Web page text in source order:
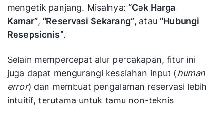
mengetik panjang. Misalnya: “Cek Harga
Kamar”, “Reservasi Sekarang”, atau “Hubungi
Resepsionis”.
Selain mempercepat alur percakapan, fitur ini
juga dapat mengurangi kesalahan input (human
error) dan membuat pengalaman reservasi lebih
intuitif, terutama untuk tamu non-teknis